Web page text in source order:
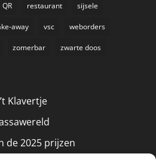
QR restaurant sijsele
away vsc weborders
zomerbar zwarte doos
Klavertje
de 2025 prijzen